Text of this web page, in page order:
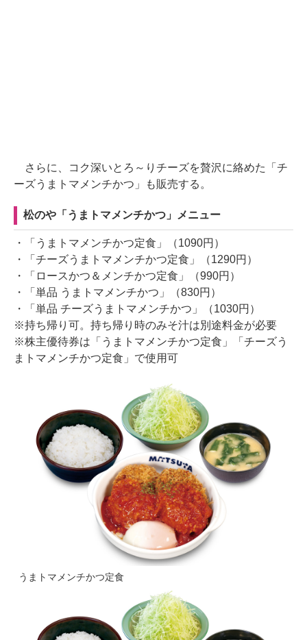
さらに、コク深いとろ～りチーズを贅沢に絡めた「チ
ーズうまトマメンチかつ」も販売する。
松のや「うまトマメンチかつ」メニュー
・「うまトマメンチかつ定食」（1090円）
・「チーズうまトマメンチかつ定食」（1290円）
・「ロースかつ＆メンチかつ定食」（990円）
・「単品 うまトマメンチかつ」（830円）
・「単品 チーズうまトマメンチかつ」（1030円）
※持ち帰り可。持ち帰り時のみそ汁は別途料金が必要
※株主優待券は「うまトマメンチかつ定食」「チーズう
まトマメンチかつ定食」で使用可
うまトマメンチかつ定食